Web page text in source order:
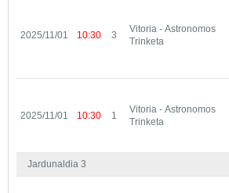
2025/11/01 10:30 3
Vitoria - Astronomos
Trinketa
2025/11/01 10:30 1
Vitoria - Astronomos
Trinketa
Jardunaldia 3